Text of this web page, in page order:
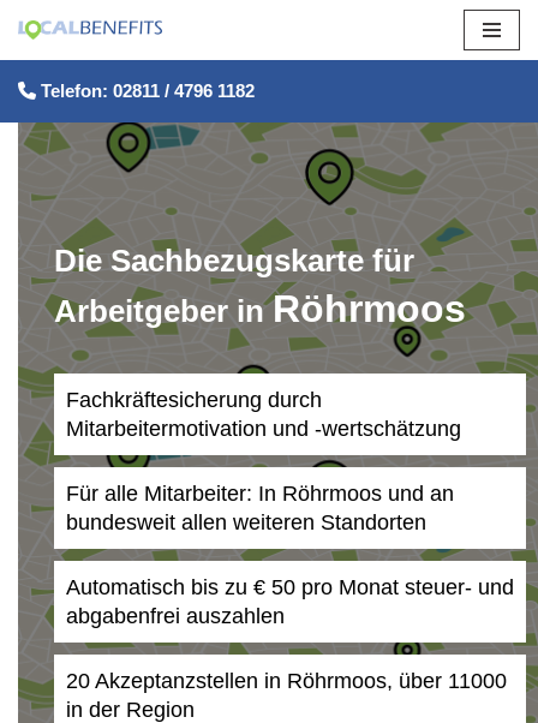
Zum
Inhalt
springen
Telefon: 02811 / 4796 1182
Die Sachbezugskarte für
Arbeitgeber inRöhrmoos
Fachkräftesicherung durch
Mitarbeitermotivation und -wertschätzung
Für alle Mitarbeiter: In Röhrmoos und an
bundesweit allen weiteren Standorten
Automatisch bis zu € 50 pro Monat steuer- und
abgabenfrei auszahlen
20 Akzeptanzstellen in Röhrmoos, über 11000
in der Region